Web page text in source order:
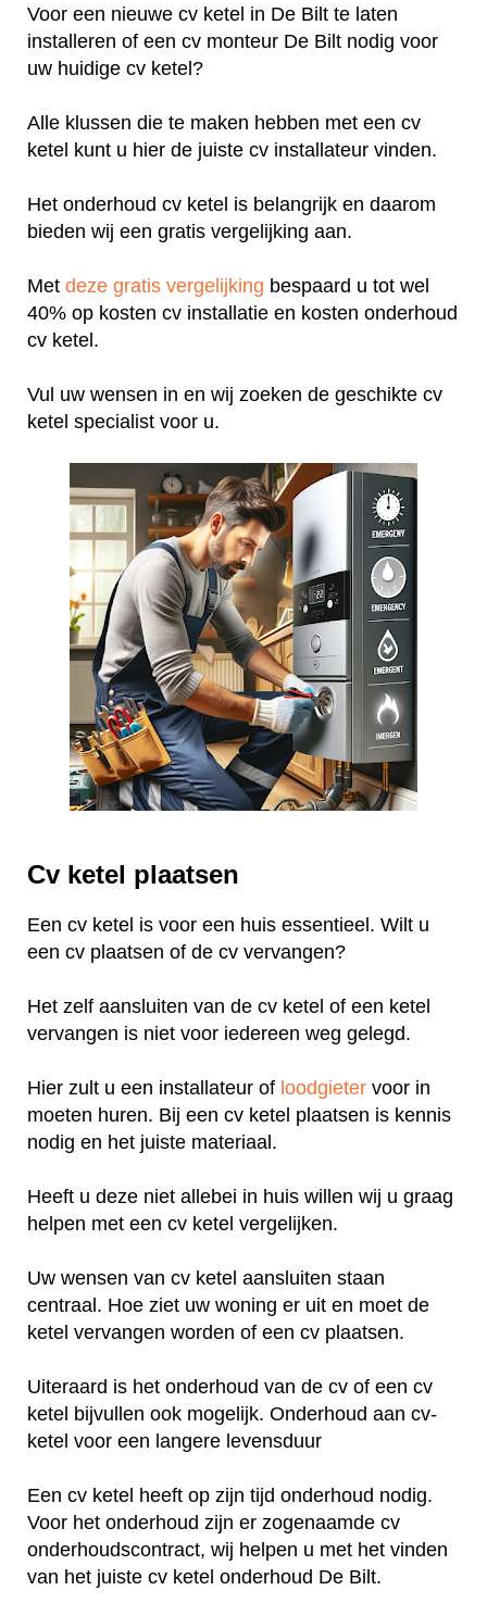
Voor een nieuwe cv ketel in De Bilt te laten
installeren of een cv monteur De Bilt nodig voor
uw huidige cv ketel?
Alle klussen die te maken hebben met een cv
ketel kunt u hier de juiste cv installateur vinden.
Het onderhoud cv ketel is belangrijk en daarom
bieden wij een gratis vergelijking aan.
Met deze gratis vergelijking bespaard u tot wel
40% op kosten cv installatie en kosten onderhoud
cv ketel.
Vul uw wensen in en wij zoeken de geschikte cv
ketel specialist voor u.
Cv ketel plaatsen
Een cv ketel is voor een huis essentieel. Wilt u
een cv plaatsen of de cv vervangen?
Het zelf aansluiten van de cv ketel of een ketel
vervangen is niet voor iedereen weg gelegd.
Hier zult u een installateur of loodgieter voor in
moeten huren. Bij een cv ketel plaatsen is kennis
nodig en het juiste materiaal.
Heeft u deze niet allebei in huis willen wij u graag
helpen met een cv ketel vergelijken.
Uw wensen van cv ketel aansluiten staan
centraal. Hoe ziet uw woning er uit en moet de
ketel vervangen worden of een cv plaatsen.
Uiteraard is het onderhoud van de cv of een cv
ketel bijvullen ook mogelijk. Onderhoud aan cv-
ketel voor een langere levensduur
Een cv ketel heeft op zijn tijd onderhoud nodig.
Voor het onderhoud zijn er zogenaamde cv
onderhoudscontract, wij helpen u met het vinden
van het juiste cv ketel onderhoud De Bilt.